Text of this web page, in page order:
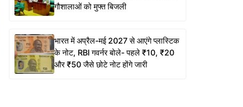
गौशालाओं को मुफ्त बिजली
भारत में अप्रैल-मई 2027 से आएंगे प्लास्टिक
के नोट, RBI गवर्नर बोले- पहले ₹10, ₹20
और ₹50 जैसे छोटे नोट होंगे जारी